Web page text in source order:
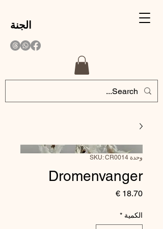
الجنة
وحدة SKU: CR0014
Dromenvanger
السعر
الكمية *